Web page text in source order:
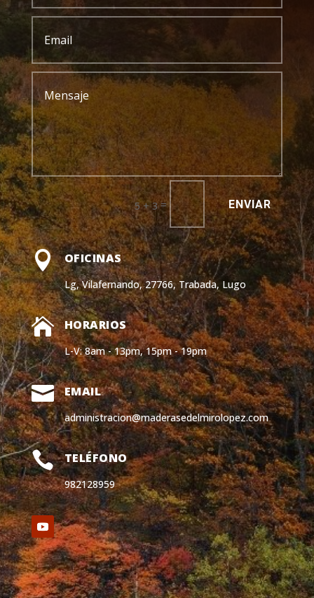
5 + 3= ENVIAR
 OFICINAS
Lg, Vilafernando, 27766, Trabada, Lugo
 HORARIOS
L-V: 8am - 13pm, 15pm - 19pm
 EMAIL
administracion@maderasedelmirolopez.com
 TELÉFONO
982128959